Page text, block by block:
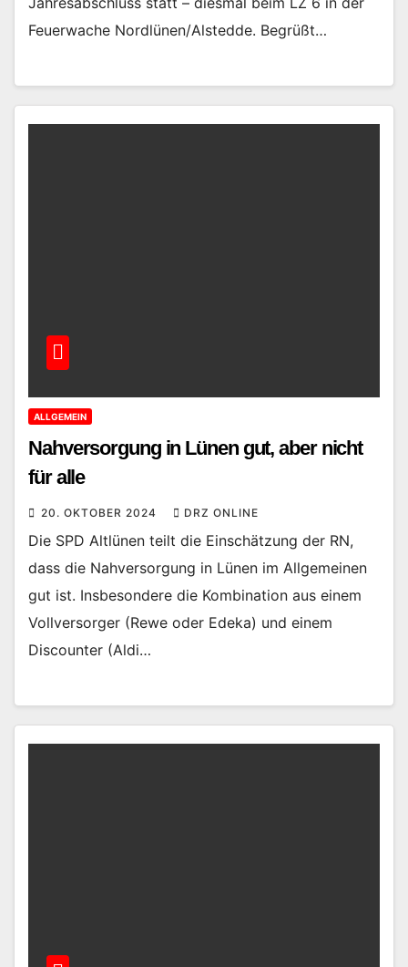
Feuerwache Nordlünen/Alstedde. Begrüßt…
ALLGEMEIN
Nahversorgung in Lünen gut, aber nicht
für alle
20. OKTOBER 2024 DRZ ONLINE
Die SPD Altlünen teilt die Einschätzung der RN,
dass die Nahversorgung in Lünen im Allgemeinen
gut ist. Insbesondere die Kombination aus einem
Vollversorger (Rewe oder Edeka) und einem
Discounter (Aldi…